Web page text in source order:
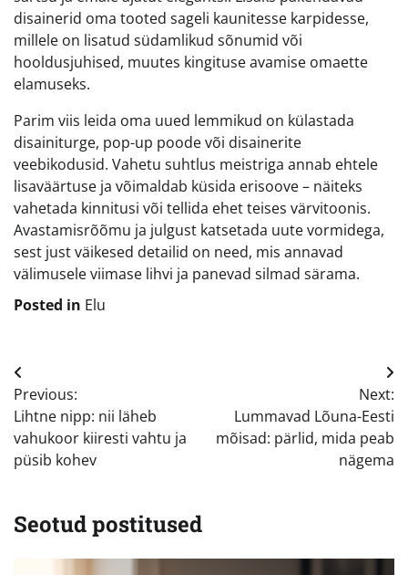
disainerid oma tooted sageli kaunitesse karpidesse,
millele on lisatud südamlikud sõnumid või
hooldusjuhised, muutes kingituse avamise omaette
elamuseks.
Parim viis leida oma uued lemmikud on külastada
disainiturge, pop-up poode või disainerite
veebikodusid. Vahetu suhtlus meistriga annab ehtele
lisaväärtuse ja võimaldab küsida erisoove – näiteks
vahetada kinnitusi või tellida ehet teises värvitoonis.
Avastamisrõõmu ja julgust katsetada uute vormidega,
sest just väikesed detailid on need, mis annavad
välimusele viimase lihvi ja panevad silmad särama.
Posted in Elu
Navigeerimine
Previous:
Lihtne nipp: nii läheb
vahukoor kiiresti vahtu ja
püsib kohev
Next:
Lummavad Lõuna-Eesti
mõisad: pärlid, mida peab
nägema
Seotud postitused